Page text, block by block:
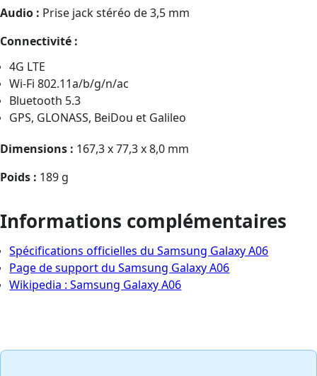
Audio : Prise jack stéréo de 3,5 mm
Connectivité :
4G LTE
Wi-Fi 802.11a/b/g/n/ac
Bluetooth 5.3
GPS, GLONASS, BeiDou et Galileo
Dimensions : 167,3 x 77,3 x 8,0 mm
Poids : 189 g
Informations complémentaires
Spécifications officielles du Samsung Galaxy A06
Page de support du Samsung Galaxy A06
Wikipedia : Samsung Galaxy A06